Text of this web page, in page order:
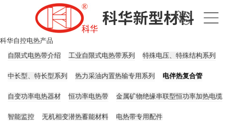
科华自控电热产品
自限式电热带介绍
工业自限式电热带系列 特殊电压、特殊结构系列
中长型、特长型系列 热力采油内置热输专用系列 电伴热复合管
自变功率电热器材 恒功率电热带 金属矿物绝缘串联型恒功率加热电缆
智能监控 无机相变潜热蓄能材料 电热带专用配件